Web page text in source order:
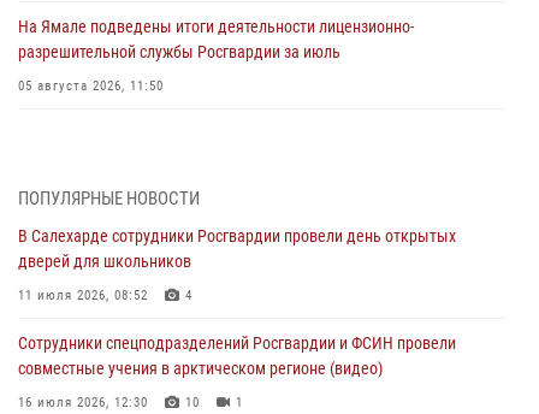
На Ямале подведены итоги деятельности лицензионно-
разрешительной службы Росгвардии за июль
05 августа 2026, 11:50
03 августа 2026, 07:21 2
Генерал-полковник Юрий Аверин выступил на Всероссийском
молодёжном образовательном форуме «Территория смыслов»
03 августа 2026, 06:54
Директор Росгвардии Герой России генерал армии Виктор Золотов
поздравил специалистов подразделений тыла с профессиональным
праздником
ПОПУЛЯРНЫЕ НОВОСТИ
В Салехарде сотрудники Росгвардии провели день открытых
дверей для школьников
11 июля 2026, 08:52 4
Сотрудники спецподразделений Росгвардии и ФСИН провели
совместные учения в арктическом регионе (видео)
16 июля 2026, 12:30 10 1